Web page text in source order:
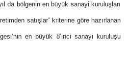
da bölgenin en büyük sanayi kuruluşları
satışlar” kriterine göre hazırlanan
en büyük 8’inci sanayi kuruluşu